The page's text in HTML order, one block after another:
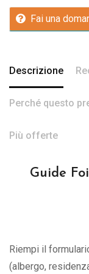
Fai una
Descrizione
Perché questo
Più offerte
Guide
Riempi il
(albergo,